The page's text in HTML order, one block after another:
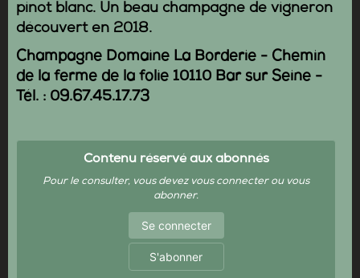
pinot blanc. Un beau champagne de vigneron
découvert en 2018.
Champagne Domaine La Borderie - Chemin
de la ferme de la folie 10110 Bar sur Seine -
Tél. : 09.67.45.17.73
Contenu réservé aux abonnés
Pour le consulter, vous devez vous connecter ou vous
abonner.
Se connecter
S'abonner